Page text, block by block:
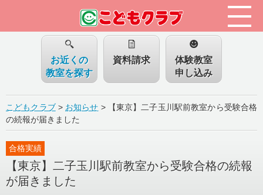
お近くの
教室を探す
資料請求
体験教室
申し込み
こどもクラブ> お知らせ >
【東京】二子玉川駅前教室から受験合格
の続報が届きました
【東京】二子玉川駅前教室から受験合格の続報
が届きました
合格実績